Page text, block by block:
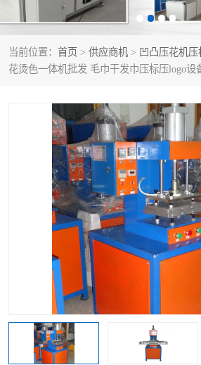
当前位置： 首页 > 供应商机 > 凹凸压花机压
花烫色一体机批发 毛巾干发巾压标压logo设
超声波复合压花机 凹凸
3040凹凸压花机 双头
高频压花压标机 自
泡壳包装封口机 海绵
其他超声波系列